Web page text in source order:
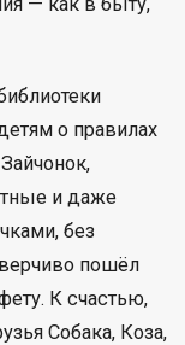
о правилах
и даже
без
пошёл
К счастью,
Собака, Коза,